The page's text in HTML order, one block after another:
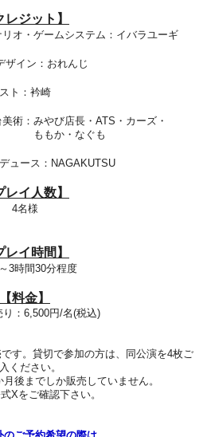
レジット 】
ステム：イバラユーギ
れんじ
崎
長・ATS・カーズ・
ぐも
レイ人数】
4名様
レイ時間】
3時間30分程度
【料金】
り：6,500円/名(税込)
す。貸切で参加の方は、同公演を4枚ご
ください。
後までしか販売していません。
Xをご確認下さい。